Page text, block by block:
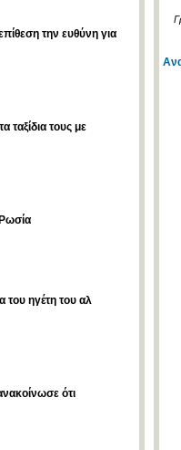
την ευθύνη για
ταξίδια τους με
του ηγέτη του αλ
ότι